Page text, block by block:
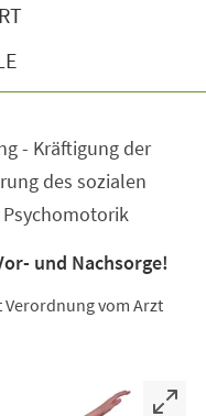
- Kräftigung der
des sozialen
und Nachsorge!
Verordnung vom Arzt